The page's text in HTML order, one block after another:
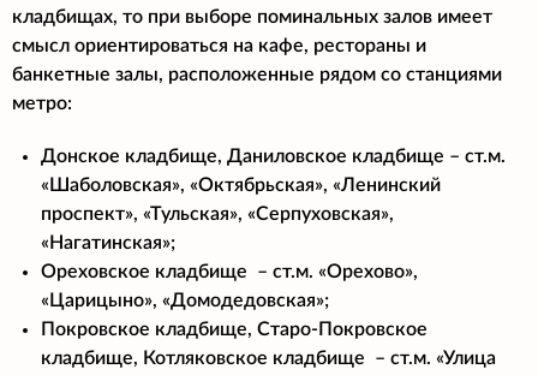
кладбищах, то при выборе поминальных залов имеет
смысл ориентироваться на кафе, рестораны и
банкетные залы, расположенные рядом со станциями
метро:
Донское кладбище, Даниловское кладбище – ст.м.
«Шаболовская», «Октябрьская», «Ленинский
проспект», «Тульская», «Серпуховская»,
«Нагатинская»;
Ореховское кладбище – ст.м. «Орехово»,
«Царицыно», «Домодедовская»;
Покровское кладбище, Старо-Покровское
кладбище, Котляковское кладбище – ст.м. «Улица